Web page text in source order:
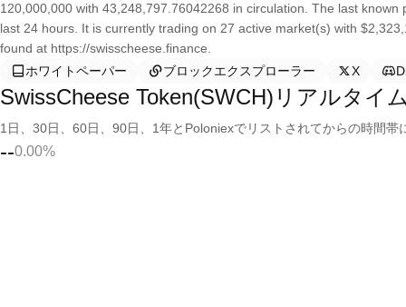
120,000,000 with 43,248,797.76042268 in circulation. The last
last 24 hours. It is currently trading on 27 active market(s) with
found at https://swisscheese.finance.
ホワイトペーパー
ブロックエクスプローラー X
SwissCheese Token(SWCH)リアルタイ
1日、30日、60日、90日、1年とPoloniexでリストされてからの時間
--0.00%